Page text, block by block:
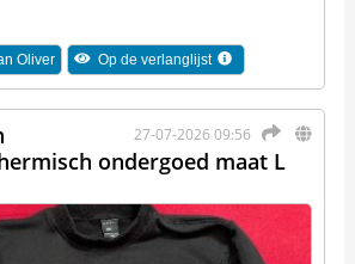
Oliver Op de verlanglijst
27-07-2026 09:56
ondergoed maat L